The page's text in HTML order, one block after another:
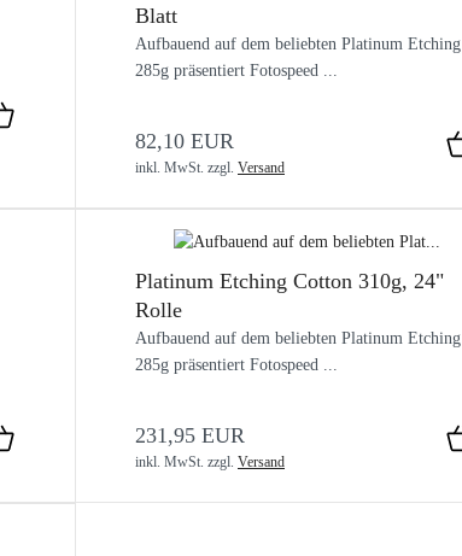
Blatt
Aufbauend auf dem beliebten Platinum Etching
285g präsentiert Fotospeed ...
82,10 EUR
inkl. MwSt. zzgl. Versand
Platinum Etching Cotton 310g, 24"
Rolle
Aufbauend auf dem beliebten Platinum Etching
285g präsentiert Fotospeed ...
231,95 EUR
inkl. MwSt. zzgl. Versand